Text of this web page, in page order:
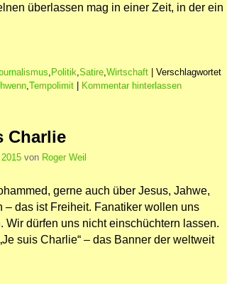
überlassen mag in einer Zeit, in der ein
Politik Satire Wirtschaft
Verschlagwortet
Tempolimit Kommentar hinterlassen
Charlie
von Roger Weil
gerne auch über Jesus, Jahwe,
– das ist Freiheit. Fanatiker wollen uns
Wir dürfen uns nicht einschüchtern lassen.
suis Charlie“ – das Banner der weltweit